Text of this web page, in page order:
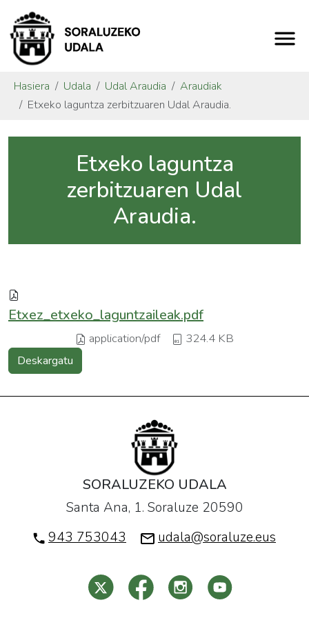
Hasiera Udala Udal Araudia
Araudiak
Etxeko laguntza zerbitzuaren Udal Araudia.
Etxeko laguntza
zerbitzuaren Udal
Araudia.
Etxez_etxeko_laguntzaileak.pdf
application/pdf 324.4 KB
Deskargatu
SORALUZEKO UDALA
Santa Ana, 1. Soraluze 20590
943 753043
udala@soraluze.eus